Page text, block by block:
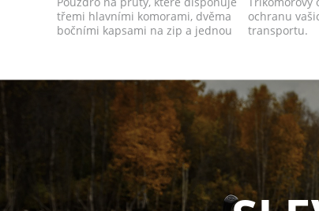
třemi hlavními komorami, dvěma
bočními kapsami na zip a jednou
ochranu
transportu.